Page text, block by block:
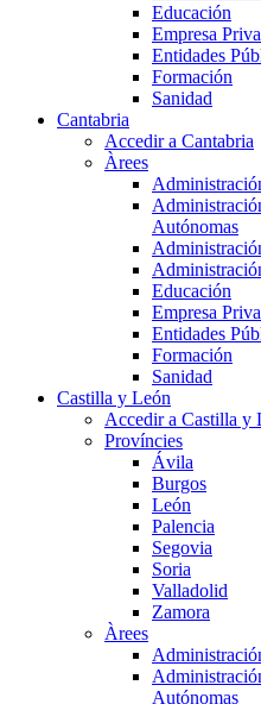
Educación
Empresa
Entidades
Formación
Sanidad
Cantabria
Accedir a Cantabria
Àrees
Autónomas
Educación
Empresa
Entidades
Formación
Sanidad
Castilla y León
Accedir a Castilla y
Províncies
Ávila
Burgos
León
Palencia
Segovia
Soria
Valladolid
Zamora
Àrees
Autónomas